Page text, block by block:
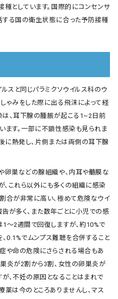
としています。国際的にコンセンサ
する国の衛生状態に合った予防接種
スと同じパラミクソウイルス科のウ
ゃみをした際に出る飛沫によって経
は、耳下腺の腫脹が起こる1~2日前
ます。一部に不顕性感染も見られま
に熱発し、片側または両側の耳下腺
卵巣などの腺組織や、内耳や髄膜な
、これら以外にも多くの組織に感染
合が非常に高い、極めて危険なウイ
が多く、また数年ごとに小児での感
～2週間で回復しますが、約10%で
0.1%でムンプス難聴を合併すること
や命の危険にさらされる場合もあ
炎が2割から3割、女性の卵巣炎が
、不妊の原因となることはまれで
薬は今のところありませんし、マス